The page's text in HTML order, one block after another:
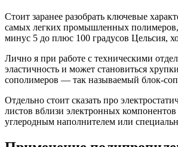
Стоит заранее разобрать ключевые
самых легких промышленных полимеров,
минус 5 до плюс 100 градусов Цельсия,
Лично я при работе с техническими
эластичность и может становиться
сополимеров — так называемый блок-
Отдельно стоит сказать про
листов вблизи электронных
углеродным наполнителем или